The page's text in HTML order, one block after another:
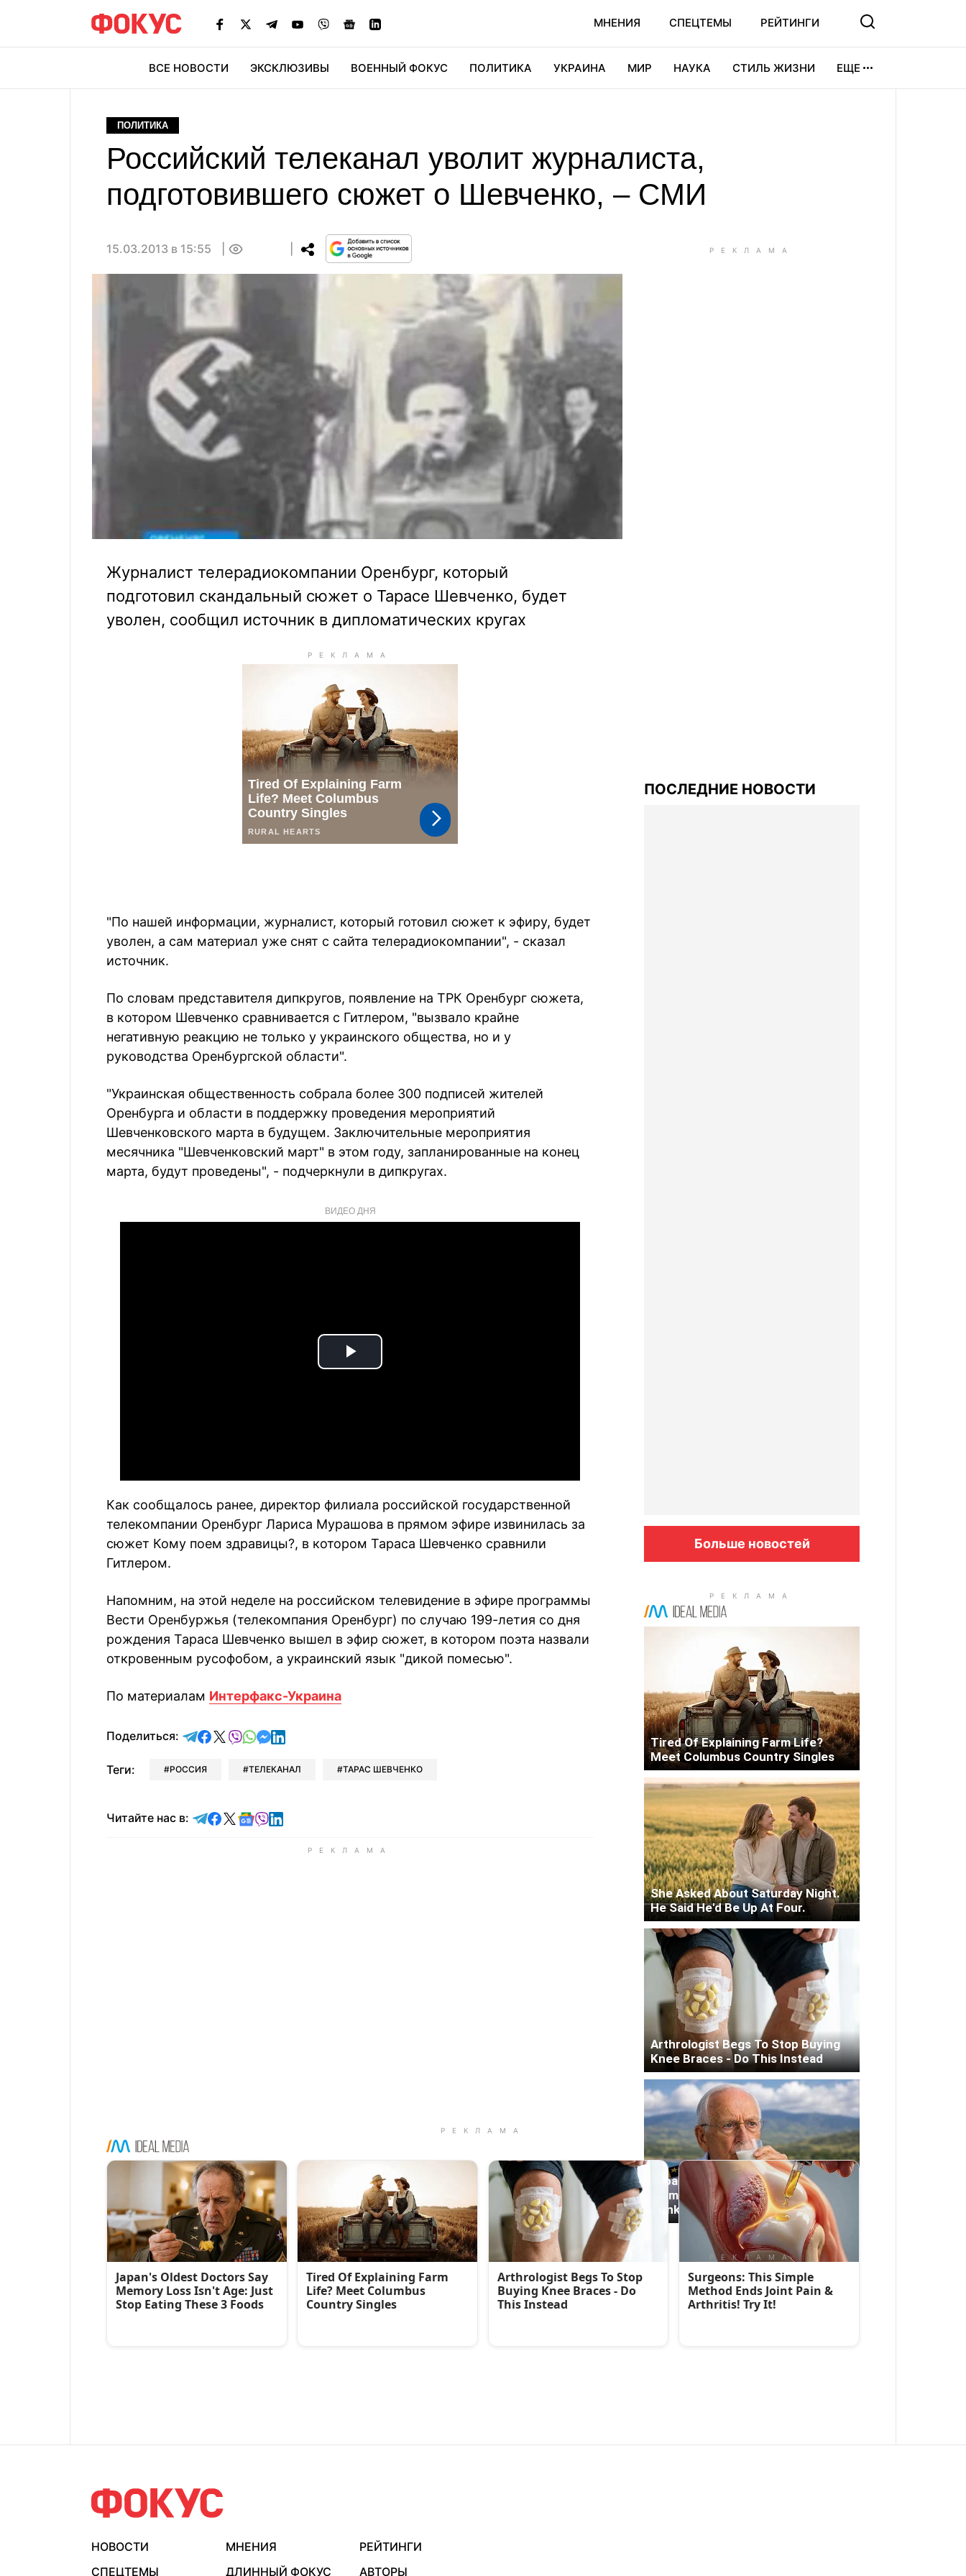
МНЕНИЯ СПЕЦТЕМЫ РЕЙТИНГИ
ВСЕ НОВОСТИ ЭКСКЛЮЗИВЫ ВОЕННЫЙ ФОКУС ПОЛИТИКА УКРАИНА МИР НАУКА СТИЛЬ ЖИЗНИ ЕЩЕ
ПОЛИТИКА
Российский телеканал уволит журналиста,
подготовившего сюжет о Шевченко, – СМИ
15.03.2013 в 15:55
Журналист телерадиокомпании Оренбург, который
подготовил скандальный сюжет о Тарасе Шевченко, будет
уволен, сообщил источник в дипломатических кругах
"По нашей информации, журналист, который готовил сюжет к эфиру, будет
уволен, а сам материал уже снят с сайта телерадиокомпании", - сказал
источник.
По словам представителя дипкругов, появление на ТРК Оренбург сюжета,
в котором Шевченко сравнивается с Гитлером, "вызвало крайне
негативную реакцию не только у украинского общества, но и у
руководства Оренбургской области".
"Украинская общественность собрала более 300 подписей жителей
Оренбурга и области в поддержку проведения мероприятий
Шевченковского марта в будущем. Заключительные мероприятия
месячника "Шевченковский март" в этом году, запланированные на конец
марта, будут проведены", - подчеркнули в дипкругах.
ВИДЕО ДНЯ
Play
Как сообщалось ранее, директор филиала российской государственной
телекомпании Оренбург Лариса Мурашова в прямом эфире извинилась за
сюжет Кому поем здравицы?, в котором Тараса Шевченко сравнили
Гитлером.
Напомним, на этой неделе на российском телевидение в эфире программы
Вести Оренбуржья (телекомпания Оренбург) по случаю 199-летия со дня
рождения Тараса Шевченко вышел в эфир сюжет, в котором поэта назвали
откровенным русофобом, а украинский язык "дикой помесью".
По материалам Интерфакс-Украина
Поделиться: отправить в Telegram
поделиться в Facebook
поделиться в X
отправить в Viber
отправить в Whatsapp
отправить в Messenger
отправить в LinkedIn
Теги: РОССИЯ ТЕЛЕКАНАЛ ТАРАС ШЕВЧЕНКО
Читайте нас в: Читайте в Telegram
Читайте в Facebook
Читайте в X
Читайте в Google news
Читайте в Viber
Читайте в LinkedIn
ПОСЛЕДНИЕ НОВОСТИ
Больше новостей
НОВОСТИ МНЕНИЯ
РЕЙТИНГИ
СПЕЦТЕМЫ
ДЛИННЫЙ ФОКУС АВТОРЫ